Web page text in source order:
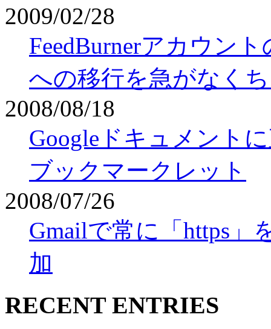
2009/02/28
FeedBurnerアカウン
への移行を急がなく
2008/08/18
Googleドキュメント
ブックマークレット
2008/07/26
Gmailで常に「https」
加
RECENT ENTRIES